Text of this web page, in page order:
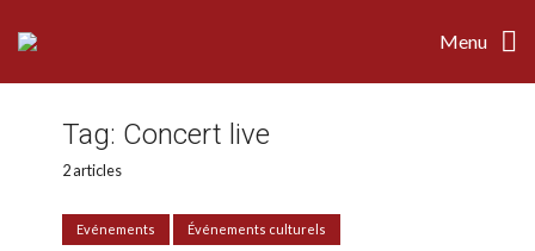
Menu
Tag: Concert live
2 articles
Evénements Événements culturels